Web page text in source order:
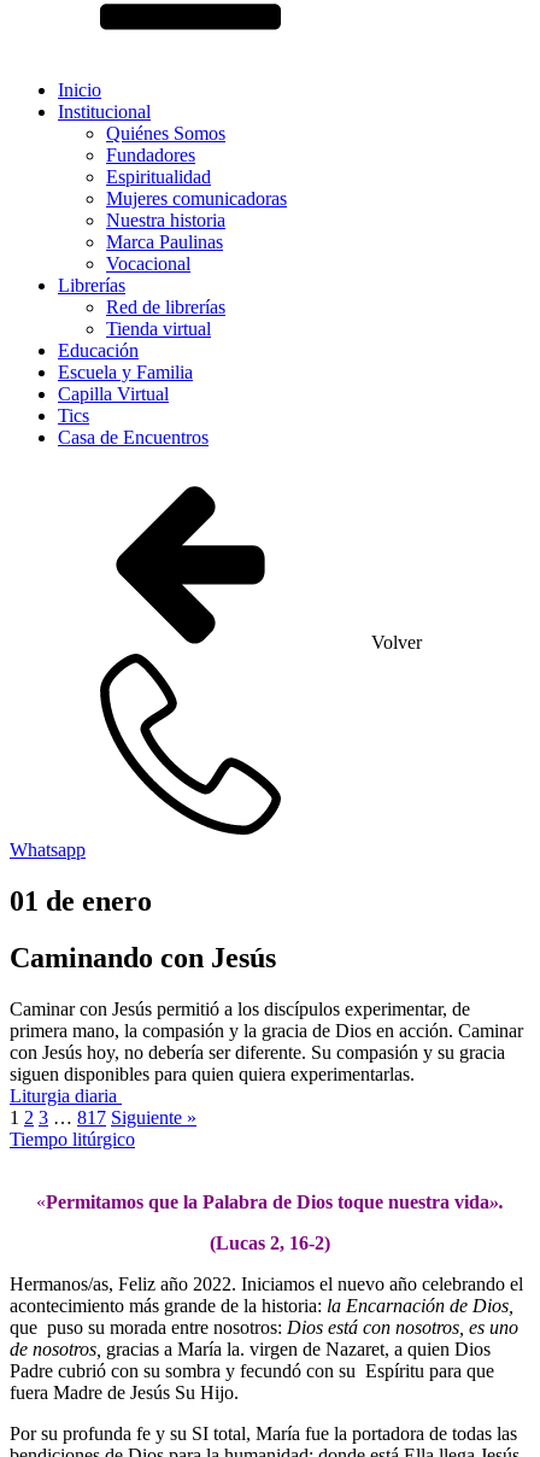
Inicio
Institucional
Quiénes Somos
Fundadores
Espiritualidad
Mujeres comunicadoras
Nuestra historia
Marca Paulinas
Vocacional
Librerías
Red de librerías
Tienda virtual
Educación
Escuela y Familia
Capilla Virtual
Tics
Casa de Encuentros
Volver
Whatsapp
01 de enero
Caminando con Jesús
Caminar con Jesús permitió a los discípulos experimentar, de
primera mano, la compasión y la gracia de Dios en acción. Caminar
con Jesús hoy, no debería ser diferente. Su compasión y su gracia
siguen disponibles para quien quiera experimentarlas.
Liturgia diaria
1 2 3 … 817 Siguiente »
Tiempo litúrgico
«Permitamos que la Palabra de Dios toque nuestra vida».
(Lucas 2, 16-2)
Hermanos/as, Feliz año 2022. Iniciamos el nuevo año celebrando el
acontecimiento más grande de la historia: la Encarnación de Dios,
que puso su morada entre nosotros: Dios está con nosotros, es uno
de nosotros, gracias a María la. virgen de Nazaret, a quien Dios
Padre cubrió con su sombra y fecundó con su Espíritu para que
fuera Madre de Jesús Su Hijo.
Por su profunda fe y su SI total, María fue la portadora de todas las